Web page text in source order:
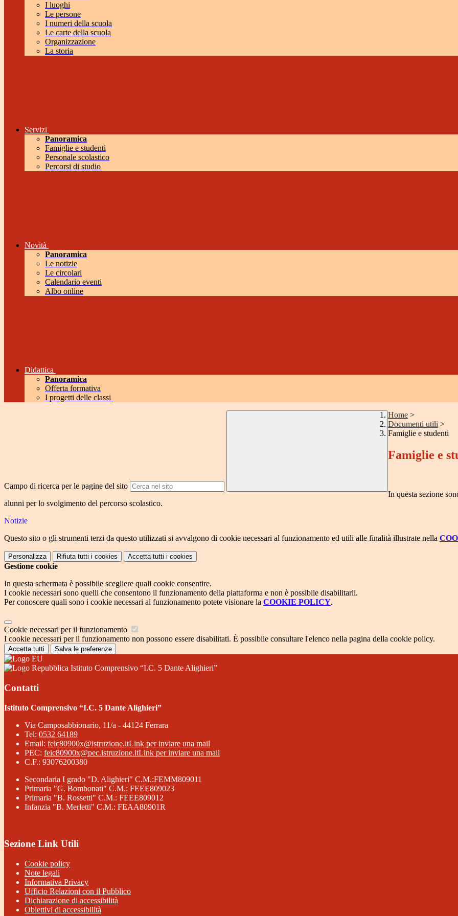
I luoghi
Le persone
I numeri della scuola
Le carte della scuola
Organizzazione
La storia
Servizi
Panoramica
Famiglie e studenti
Personale scolastico
Percorsi di studio
Novità
Panoramica
Le notizie
Le circolari
Calendario eventi
Albo online
Didattica
Panoramica
Offerta formativa
I progetti delle classi
Campo di ricerca per le pagine del sito
Home >
Documenti utili >
Famiglie e studenti
Famiglie e
In questa sezione
alunni per lo svolgimento del percorso scolastico.
Notizie
Questo sito o gli strumenti terzi da questo utilizzati si avvalgono di cookie necessari al funzionamento ed utili alle finalità illustrate nella
Personalizza Rifiuta tutti i cookies Accetta tutti i cookies
Gestione cookie
In questa schermata è possibile scegliere quali cookie consentire.
I cookie necessari sono quelli che consentono il funzionamento della piattaforma e non è possibile disabilitarli.
Per conoscere quali sono i cookie necessari al funzionamento potete visionare la COOKIE POLICY.
Cookie necessari per il funzionamento
I cookie necessari per il funzionamento non possono essere disabilitati. È possibile consultare l'elenco nella pagina della cookie policy.
Accetta tutti Salva le preferenze
Istituto Comprensivo “I.C. 5 Dante Alighieri”
Contatti
Istituto Comprensivo “I.C. 5 Dante Alighieri”
Via Camposabbionario, 11/a - 44124 Ferrara
Tel: 0532 64189
Email: feic80900x@istruzione.itLink per inviare una mail
PEC: feic80900x@pec.istruzione.itLink per inviare una mail
C.F.: 93076200380
Secondaria I grado "D. Alighieri" C.M.:FEMM809011
Primaria "G. Bombonati" C.M.: FEEE809023
Primaria "B. Rossetti" C.M.: FEEE809012
Infanzia "B. Merletti" C.M.: FEAA80901R
Sezione Link Utili
Cookie policy
Note legali
Informativa Privacy
Ufficio Relazioni con il Pubblico
Dichiarazione di accessibilità
Obiettivi di accessibilità